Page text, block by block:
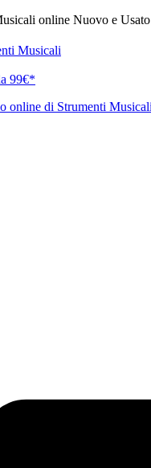
online Nuovo e Usato
Musicali
99€*